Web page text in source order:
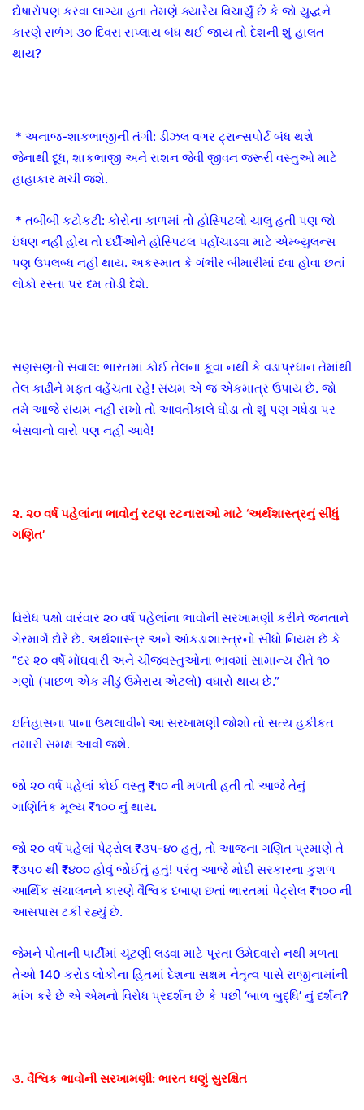
દોષારોપણ કરવા લાગ્યા હતા તેમણે ક્યારેય વિચાર્યું છે કે જો યુદ્ધને
કારણે સળંગ ૩૦ દિવસ સપ્લાય બંધ થઈ જાય તો દેશની શું હાલત
થાય?
* અનાજ-શાકભાજીની તંગી: ડીઝલ વગર ટ્રાન્સપોર્ટ બંધ થશે
જેનાથી દૂધ, શાકભાજી અને રાશન જેવી જીવન જરૂરી વસ્તુઓ માટે
હાહાકાર મચી જશે.
* તબીબી કટોકટી: કોરોના કાળમાં તો હોસ્પિટલો ચાલુ હતી પણ જો
ઇંધણ નહીં હોય તો દર્દીઓને હોસ્પિટલ પહોંચાડવા માટે એમ્બ્યુલન્સ
પણ ઉપલબ્ધ નહીં થાય. અકસ્માત કે ગંભીર બીમારીમાં દવા હોવા છતાં
લોકો રસ્તા પર દમ તોડી દેશે.
સણસણતો સવાલ: ભારતમાં કોઈ તેલના કૂવા નથી કે વડાપ્રધાન તેમાંથી
તેલ કાઢીને મફત વહેંચતા રહે! સંયમ એ જ એકમાત્ર ઉપાય છે. જો
તમે આજે સંયમ નહીં રાખો તો આવતીકાલે ઘોડા તો શું પણ ગધેડા પર
બેસવાનો વારો પણ નહીં આવે!
૨. ૨૦ વર્ષ પહેલાંના ભાવોનું રટણ રટનારાઓ માટે ‘અર્થશાસ્ત્રનું સીધું
ગણિત’
વિરોધ પક્ષો વારંવાર ૨૦ વર્ષ પહેલાંના ભાવોની સરખામણી કરીને જનતાને
ગેરમાર્ગે દોરે છે. અર્થશાસ્ત્ર અને આંકડાશાસ્ત્રનો સીધો નિયમ છે કે
“દર ૨૦ વર્ષે મોંઘવારી અને ચીજવસ્તુઓના ભાવમાં સામાન્ય રીતે ૧૦
ગણો (પાછળ એક મીંડું ઉમેરાય એટલો) વધારો થાય છે.”
ઇતિહાસના પાના ઉથલાવીને આ સરખામણી જોશો તો સત્ય હકીકત
તમારી સમક્ષ આવી જશે.
જો ૨૦ વર્ષ પહેલાં કોઈ વસ્તુ ₹૧૦ ની મળતી હતી તો આજે તેનું
ગાણિતિક મૂલ્ય ₹૧૦૦ નું થાય.
જો ૨૦ વર્ષ પહેલાં પેટ્રોલ ₹૩૫-૪૦ હતું, તો આજના ગણિત પ્રમાણે તે
₹૩૫૦ થી ₹૪૦૦ હોવું જોઈતું હતું! પરંતુ આજે મોદી સરકારના કુશળ
આર્થિક સંચાલનને કારણે વૈશ્વિક દબાણ છતાં ભારતમાં પેટ્રોલ ₹૧૦૦ ની
આસપાસ ટકી રહ્યું છે.
જેમને પોતાની પાર્ટીમાં ચૂંટણી લડવા માટે પૂરતા ઉમેદવારો નથી મળતા
તેઓ 140 કરોડ લોકોના હિતમાં દેશના સક્ષમ નેતૃત્વ પાસે રાજીનામાંની
માંગ કરે છે એ એમનો વિરોધ પ્રદર્શન છે કે પછી ‘બાળ બુદ્ધિ’ નું દર્શન?
૩. વૈશ્વિક ભાવોની સરખામણી: ભારત ઘણું સુરક્ષિત